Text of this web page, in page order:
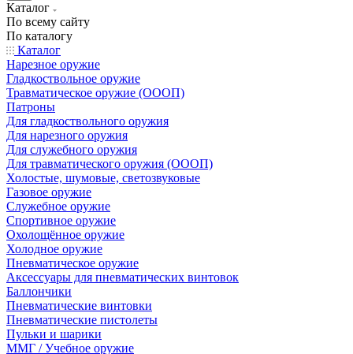
Каталог
По всему сайту
По каталогу
Каталог
Нарезное оружие
Гладкоствольное оружие
Травматическое оружие (ОООП)
Патроны
Для гладкоствольного оружия
Для нарезного оружия
Для служебного оружия
Для травматического оружия (ОООП)
Холостые, шумовые, светозвуковые
Газовое оружие
Служебное оружие
Спортивное оружие
Охолощённое оружие
Холодное оружие
Пневматическое оружие
Аксессуары для пневматических винтовок
Баллончики
Пневматические винтовки
Пневматические пистолеты
Пульки и шарики
ММГ / Учебное оружие